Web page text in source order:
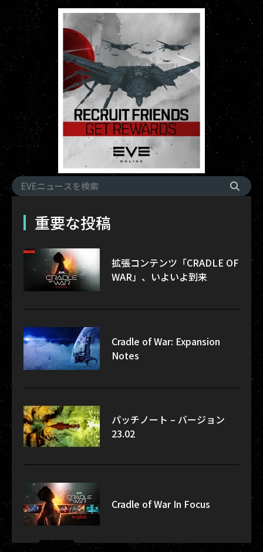
重要な投稿
拡張コンテンツ「CRADLE OF
WAR」、いよいよ到来
Cradle of War: Expansion
Notes
パッチノート – バージョン
23.02
Cradle of War In Focus